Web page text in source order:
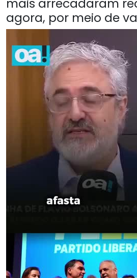
mais arrecadaram
agora, por meio de